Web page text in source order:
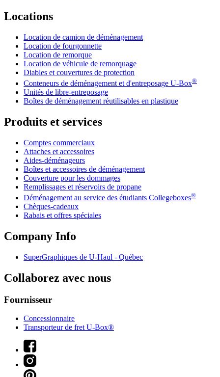
Locations
Location de camion de déménagement
Location de fourgonnette
Location de remorque
Location de véhicule de remorquage
Diables et couvertures de protection
Conteneurs de déménagement et d'entreposage U-Box®
Unités de libre-entreposage
Boîtes de déménagement réutilisables en plastique
Produits et services
Comptes commerciaux
Attaches et accessoires
Aides-déménageurs
Boîtes et accessoires de déménagement
Couverture pour les dommages
Remplissages et réservoirs de propane
Déménagement au service des étudiants Collegeboxes®
Chèques-cadeaux
Rabais et offres spéciales
Company Info
SuperGraphiques de U-Haul - Québec
Collaborez avec nous
Fournisseur
Concessionnaire
Transporteur de fret U-Box®